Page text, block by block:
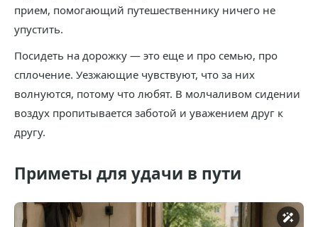
прием, помогающий путешественнику ничего не
упустить.
Посидеть на дорожку — это еще и про семью, про
сплочение. Уезжающие чувствуют, что за них
волнуются, потому что любят. В молчаливом сидении
воздух пропитывается заботой и уважением друг к
другу.
Приметы для удачи в пути